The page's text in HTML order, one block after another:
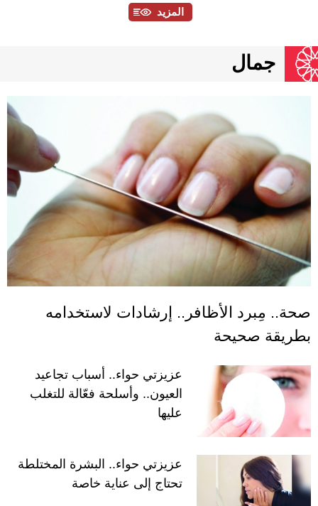
المزيد
جمال
صحة.. مِبرد الأظافر.. إرشادات لاستخدامه
بطريقة صحيحة
عزيزتي حواء.. أسباب تجاعيد
العيون.. وأسلحة فعّالة للتغلب
عليها
عزيزتي حواء.. البشرة المختلطة
تحتاج إلى عناية خاصة